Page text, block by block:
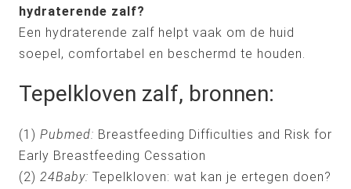
hydraterende zalf?
Een hydraterende zalf helpt vaak om de huid
soepel, comfortabel en beschermd te houden.
Tepelkloven zalf, bronnen:
(1) Pubmed: Breastfeeding Difficulties and Risk for
Early Breastfeeding Cessation
(2) 24Baby: Tepelkloven: wat kan je ertegen doen?